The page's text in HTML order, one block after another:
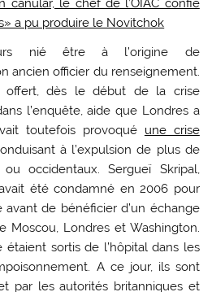
canular, le chef de l’OIAC confie
a pu produire le Novitchok
nié être à l’origine de
ancien officier du renseignement.
offert, dès le début de la crise
l’enquête, aide que Londres a
toutefois provoqué une crise
à l’expulsion de plus de
occidentaux. Sergueï Skripal,
été condamné en 2006 pour
avant de bénéficier d’un échange
Moscou, Londres et Washington.
sortis de l’hôpital dans les
A ce jour, ils sont
par les autorités britanniques et